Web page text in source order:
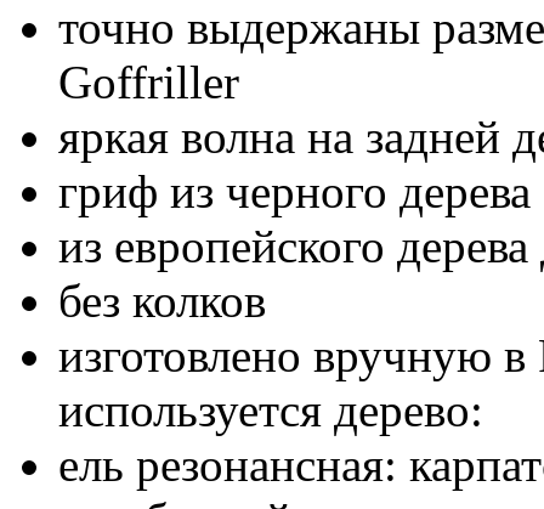
точно выдержаны
Goffriller
яркая волна на задней
гриф из черного
из европейского
без колков
изготовлено вручную
используется дерево:
ель резонансная: